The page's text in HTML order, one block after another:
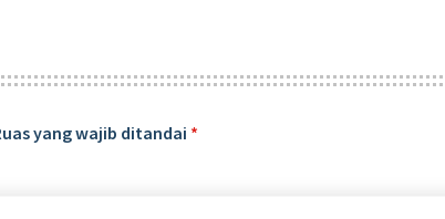
yang wajib ditandai *